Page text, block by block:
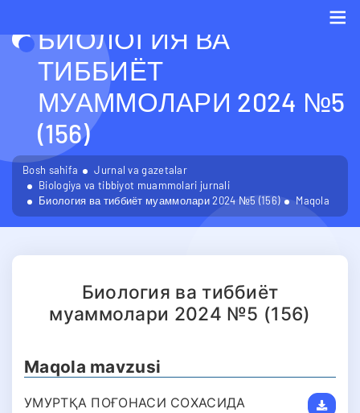
БИОЛОГИЯ ВА
ТИББИЁТ
МУАММОЛАРИ 2024 №5
(156)
Bosh sahifa
Jurnal va gazetalar
Biologiya va tibbiyot muammolari jurnali
Биология ва тиббиёт муаммолари 2024 №5 (156)
Maqola
Биология ва тиббиёт
муаммолари 2024 №5 (156)
Maqola mavzusi
УМУРТҚА ПОҒОНАСИ СОХАСИДА